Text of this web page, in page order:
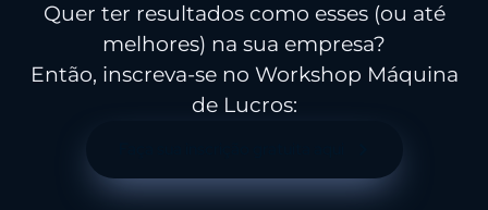
Quer ter resultados como esses (ou até
melhores) na sua empresa?
Então, inscreva-se no Workshop Máquina
de Lucros: